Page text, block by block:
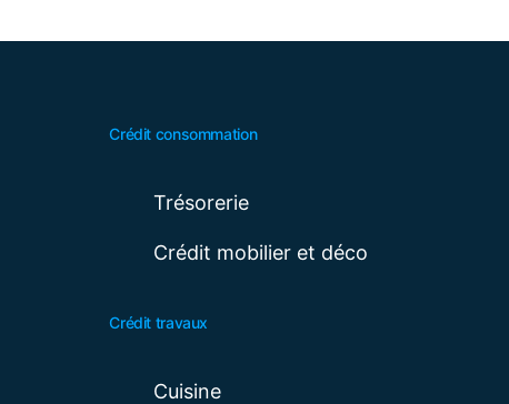
Crédit consommation
Trésorerie
Crédit mobilier et déco
Crédit travaux
Cuisine